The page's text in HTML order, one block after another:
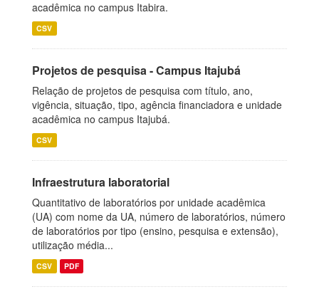
acadêmica no campus Itabira.
CSV
Projetos de pesquisa - Campus Itajubá
Relação de projetos de pesquisa com título, ano,
vigência, situação, tipo, agência financiadora e unidade
acadêmica no campus Itajubá.
CSV
Infraestrutura laboratorial
Quantitativo de laboratórios por unidade acadêmica
(UA) com nome da UA, número de laboratórios, número
de laboratórios por tipo (ensino, pesquisa e extensão),
utilização média...
CSV PDF